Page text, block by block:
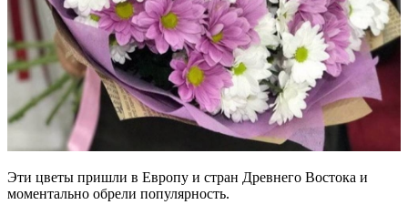
Эти цветы пришли в Европу и стран Древнего Востока и
моментально обрели популярность.